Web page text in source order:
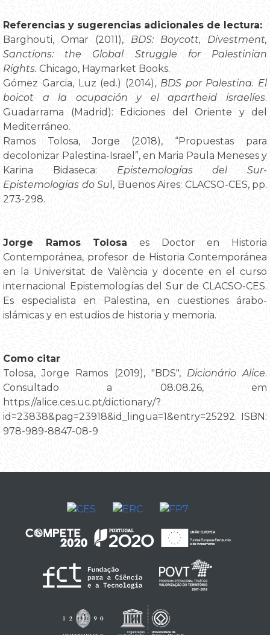
Referencias y sugerencias adicionales de lectura:
Barghouti, Omar (2011), BDS: Boycott, Divestment,
Sanctions: the Global Struggle for Palestinian
Rights. Chicago, Haymarket Books.
Gómez Garcia, Luz (ed.) (2014), BDS por Palestina. El
boicot a la ocupación y el apartheid israelíes.
Guadarrama (Madrid): Ediciones del Oriente y del
Mediterráneo.
Ramos Tolosa, Jorge (2018), “Propuestas para
decolonizar Palestina-Israel”, en Maria Paula Meneses y
Karina Bidaseca: Epistemologías del Sur-
Epistemologias do Su l, Buenos Aires: CLACSO-CES, pp.
273-298.
Jorge Ramos Tolosa es Doctor en Historia
Contemporánea, profesor de Historia Contemporánea
en la Universitat de València y docente en el curso
internacional Epistemologías del Sur de CLACSO-CES.
Es especialista en Palestina, en cuestiones árabo-
islámicas y en estudios de historia y memoria.
Como citar
Tolosa, Jorge Ramos (2019), "BDS", Dicionário Alice.
Consultado a 08.08.26, em
https://alice.ces.uc.pt/dictionary/?
id=23838&pag=23918&id_lingua=1&entry=25292. ISBN:
978-989-8847-08-9